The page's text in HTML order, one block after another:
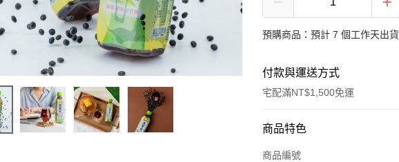
預購商品：預計 7 個工作天出貨
付款與運送方式
宅配滿NT$1,500免運
付款方式
信用卡一次付款
商品特色
商品編號